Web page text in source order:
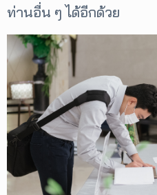
ท่านอื่น ๆ ได้อีกด้วย